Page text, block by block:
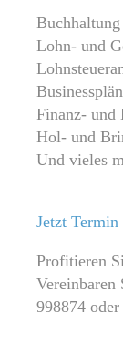
Buchhaltung
Lohn- und
Finanz- und
Hol- und
Und vieles
Jetzt Termin
Profitieren
Vereinbaren
998874